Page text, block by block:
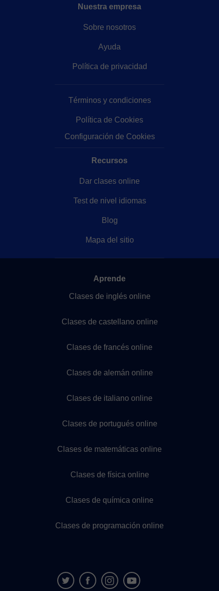
Nuestra empresa
Sobre nosotros
Ayuda
Política de privacidad
Términos y condiciones
Política de Cookies
Configuración de Cookies
Recursos
Dar clases online
Test de nivel idiomas
Blog
Mapa del sitio
Aprende
Clases de inglés online
Clases de castellano online
Clases de francés online
Clases de alemán online
Clases de italiano online
Clases de portugués online
Clases de matemáticas online
Clases de física online
Clases de química online
Clases de programación online